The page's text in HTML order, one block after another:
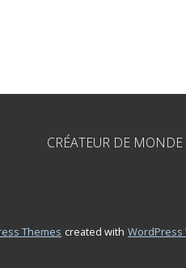
CRÉATEUR DE MONDE
Themes created with